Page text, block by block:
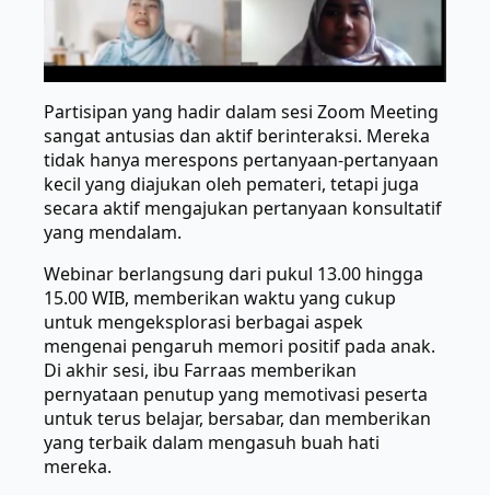
Partisipan yang hadir dalam sesi Zoom Meeting
sangat antusias dan aktif berinteraksi. Mereka
tidak hanya merespons pertanyaan-pertanyaan
kecil yang diajukan oleh pemateri, tetapi juga
secara aktif mengajukan pertanyaan konsultatif
yang mendalam.
Webinar berlangsung dari pukul 13.00 hingga
15.00 WIB, memberikan waktu yang cukup
untuk mengeksplorasi berbagai aspek
mengenai pengaruh memori positif pada anak.
Di akhir sesi, ibu Farraas memberikan
pernyataan penutup yang memotivasi peserta
untuk terus belajar, bersabar, dan memberikan
yang terbaik dalam mengasuh buah hati
mereka.